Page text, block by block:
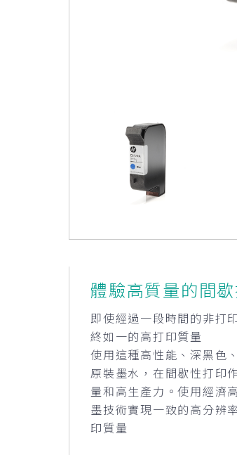
體驗高質量的間
即使經過一段時間的非打
終如一的高打印質量
使用這種高性能、深黑色
原裝墨水，在間歇性打印
量和高生產力。使用經濟
墨技術實現一致的高分辨
印質量